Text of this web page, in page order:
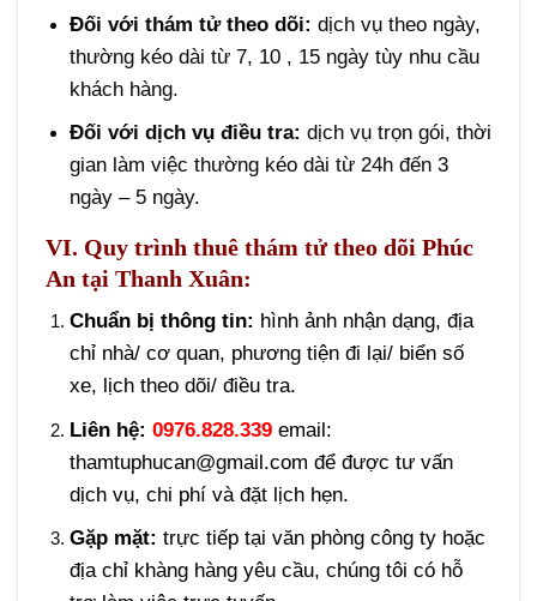
Đối với thám tử theo dõi: dịch vụ theo ngày,
thường kéo dài từ 7, 10 , 15 ngày tùy nhu cầu
khách hàng.
Đối với dịch vụ điều tra: dịch vụ trọn gói, thời
gian làm việc thường kéo dài từ 24h đến 3
ngày – 5 ngày.
VI. Quy trình thuê thám tử theo dõi Phúc
An tại Thanh Xuân:
Chuẩn bị thông tin: hình ảnh nhận dạng, địa
chỉ nhà/ cơ quan, phương tiện đi lại/ biển số
xe, lịch theo dõi/ điều tra.
Liên hệ: 0976.828.339email:
thamtuphucan@gmail.com để được tư vấn
dịch vụ, chi phí và đặt lịch hẹn.
Gặp mặt: trực tiếp tại văn phòng công ty hoặc
địa chỉ khàng hàng yêu cầu, chúng tôi có hỗ